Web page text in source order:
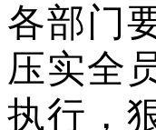
各部门
压实全
执行，